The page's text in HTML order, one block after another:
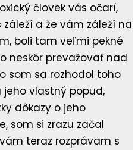
človek vás očarí,
a že vám záleží na
boli tam veľmi pekné
neskôr prevažovať nad
som sa rozhodol toho
vlastný popud,
dôkazy o jeho
som si zrazu začal
teraz rozprávam s